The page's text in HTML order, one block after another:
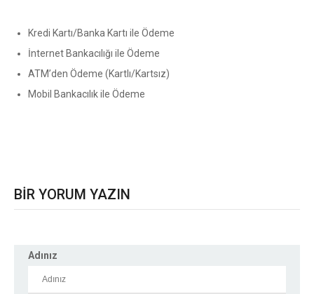
Kredi Kartı/Banka Kartı ile Ödeme
İnternet Bankacılığı ile Ödeme
ATM’den Ödeme (Kartlı/Kartsız)
Mobil Bankacılık ile Ödeme
BİR YORUM YAZIN
Adınız